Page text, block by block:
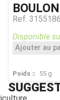
BOULON
Ref.
Poids 55 g
Disponible
Ajouter au